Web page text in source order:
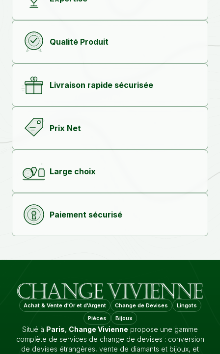
Qualité Produit
Livraison rapide sécurisée
Prix Net
Large choix
Paiement sécurisé
Achat & Vente d'Or et d'Argent Change de Devises
Lingots
Pièces
Bijoux
Situé à Paris, Change Vivienne propose une gamme
complète de services de change de devises : conversion
de devises étrangères, vente de diamants et bijoux, et